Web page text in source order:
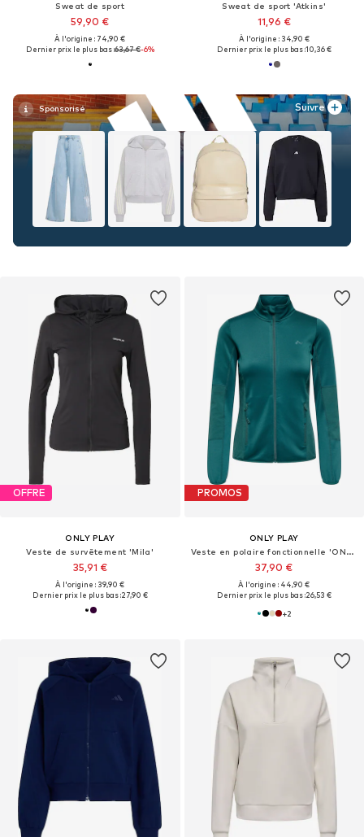
Sweat de sport
59,90 €
À l'origine : 74,90 €
Dernier prix le plus bas :63,67 €-6%
Sweat de sport 'Atkins'
11,96 €
À l'origine : 34,90 €
Dernier prix le plus bas :10,36 €
Suivre
OFFRE
ONLY PLAY
Veste de survêtement 'Mila'
35,91 €
À l'origine : 39,90 €
Dernier prix le plus bas :27,90 €
PROMOS
ONLY PLAY
Veste en polaire fonctionnelle 'ONPJetta'
37,90 €
À l'origine : 44,90 €
Dernier prix le plus bas :26,53 €
+2